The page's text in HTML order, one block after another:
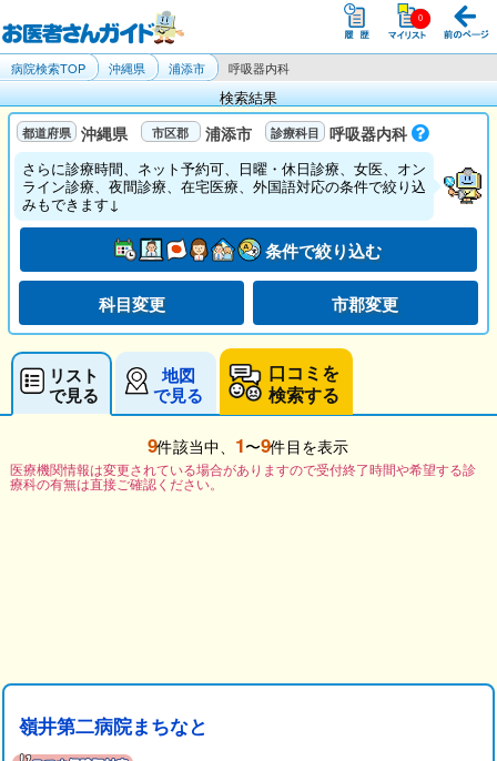
病院検索TOP 沖縄県 浦添市 呼吸器内科
検索結果
沖縄県 浦添市 呼吸器内科
さらに診療時間、ネット予約可、日曜・休日診療、女医、オン
ライン診療、夜間診療、在宅医療、外国語対応の条件で絞り込
みもできます↓
条件で絞り込む
科目変更 市郡変更
リスト
で見る
地図
で見る
口コミを
検索する
9件該当中、 1〜9件目を表示
医療機関情報は変更されている場合がありますので受付終了時間や希望する診
療科の有無は直接ご確認ください。
嶺井第二病院まちなと